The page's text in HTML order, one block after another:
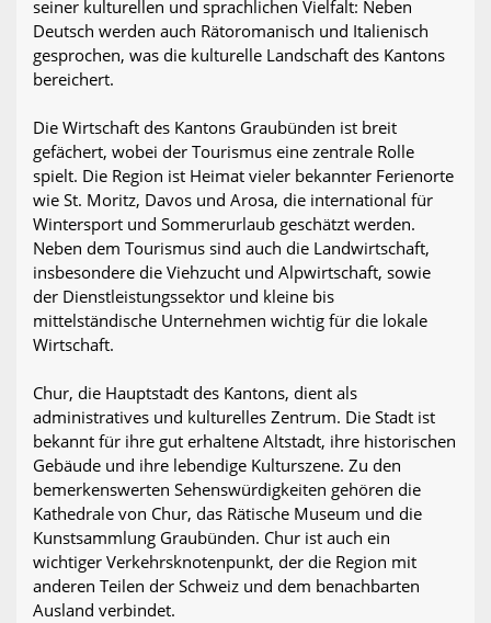
seiner kulturellen und sprachlichen Vielfalt: Neben
Deutsch werden auch Rätoromanisch und Italienisch
gesprochen, was die kulturelle Landschaft des Kantons
bereichert.
Die Wirtschaft des Kantons Graubünden ist breit
gefächert, wobei der Tourismus eine zentrale Rolle
spielt. Die Region ist Heimat vieler bekannter Ferienorte
wie St. Moritz, Davos und Arosa, die international für
Wintersport und Sommerurlaub geschätzt werden.
Neben dem Tourismus sind auch die Landwirtschaft,
insbesondere die Viehzucht und Alpwirtschaft, sowie
der Dienstleistungssektor und kleine bis
mittelständische Unternehmen wichtig für die lokale
Wirtschaft.
Chur, die Hauptstadt des Kantons, dient als
administratives und kulturelles Zentrum. Die Stadt ist
bekannt für ihre gut erhaltene Altstadt, ihre historischen
Gebäude und ihre lebendige Kulturszene. Zu den
bemerkenswerten Sehenswürdigkeiten gehören die
Kathedrale von Chur, das Rätische Museum und die
Kunstsammlung Graubünden. Chur ist auch ein
wichtiger Verkehrsknotenpunkt, der die Region mit
anderen Teilen der Schweiz und dem benachbarten
Ausland verbindet.